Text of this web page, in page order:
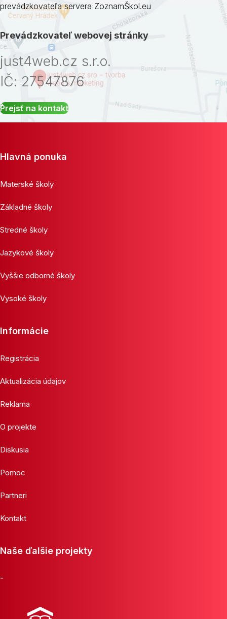
prevádzkovateľa servera ZoznamŠkol.eu
Prevádzkovateľ webovej stránky
just4web.cz s.r.o.
IČ: 27547876
Prejsť na kontakt
Hlavná ponuka
Materské školy
Základné školy
Stredné školy
Jazykové školy
Vyššie odborné školy
Vysoké školy
Informácie
Registrácia
Aktualizácia údajov
Reklama
O projekte
Diskusia
Pomoc
Partneri
Kontakt
Naše ďalšie projekty
-